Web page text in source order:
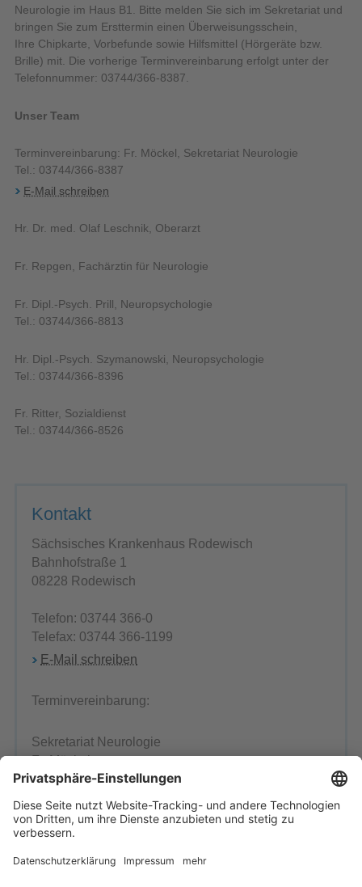
Neurologie im Haus B1. Bitte melden Sie sich im Sekretariat und
bringen Sie zum Ersttermin einen Überweisungsschein,
Ihre Chipkarte, Vorbefunde sowie Hilfsmittel (Hörgeräte bzw.
Brille) mit. Die vorherige Terminvereinbarung erfolgt unter der
Telefonnummer: 03744/366-8387.
Unser Team
Terminvereinbarung: Fr. Möckel, Sekretariat Neurologie
Tel.: 03744/366-8387
E-Mail schreiben
Hr. Dr. med. Olaf Leschnik, Oberarzt
Fr. Repgen, Fachärztin für Neurologie
Fr. Dipl.-Psych. Prill, Neuropsychologie
Tel.: 03744/366-8813
Hr. Dipl.-Psych. Szymanowski, Neuropsychologie
Tel.: 03744/366-8396
Fr. Ritter, Sozialdienst
Tel.: 03744/366-8526
Kontakt
Sächsisches Krankenhaus Rodewisch
Bahnhofstraße 1
08228 Rodewisch
Telefon: 03744 366-0
Telefax: 03744 366-1199
E-Mail schreiben
Terminvereinbarung:
Sekretariat Neurologie
Fr. Möckel
Tel.: 03744/366-8387
E-Mail schreiben